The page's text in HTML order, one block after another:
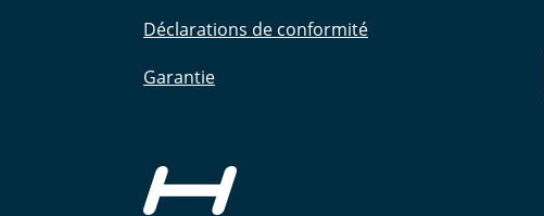
Déclarations de conformité
Garantie